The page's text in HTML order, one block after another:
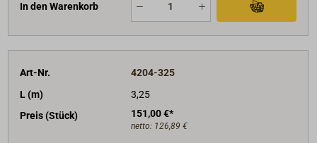
In den Warenkorb
Art-Nr.
4204-325
L (m)
3,25
Preis (Stück)
151,00 €*
netto: 126,89 €